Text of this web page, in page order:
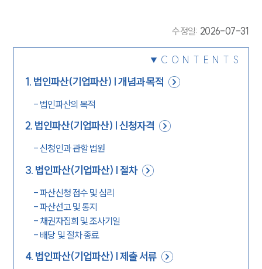
수정일: 2026-07-31
CONTENTS
1. 법인파산(기업파산) | 개념과 목적
- 법인파산의 목적
2. 법인파산(기업파산) | 신청자격
-신청인과 관할 법원
3. 법인파산(기업파산) | 절차
-파산신청 접수 및 심리
-파산선고 및 통지
- 채권자집회 및 조사기일
- 배당 및 절차 종료
4. 법인파산(기업파산) | 제출 서류